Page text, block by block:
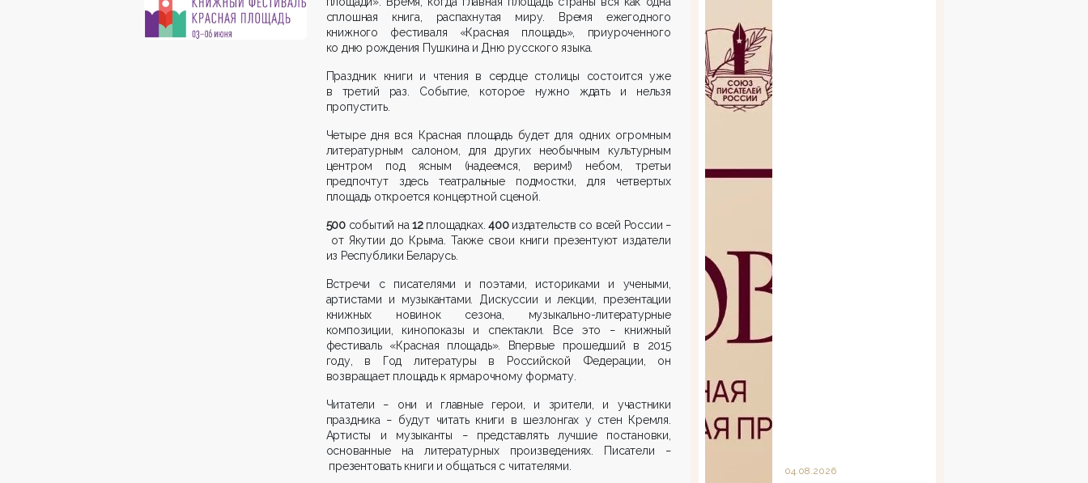
сплошная книга, распахнутая миру. Время ежегодного
книжного фестиваля «Красная площадь», приуроченного
ко дню рождения Пушкина и Дню русского языка.
Праздник книги и чтения в сердце столицы состоится уже
в третий раз. Событие, которое нужно ждать и нельзя
пропустить.
Четыре дня вся Красная площадь будет для одних огромным
литературным салоном, для других необычным культурным
центром под ясным (надеемся, верим!) небом, третьи
предпочтут здесь театральные подмостки, для четвертых
площадь откроется концертной сценой.
500событий на12площадках.400издательств со всей России –
от Якутии до Крыма. Также свои книги презентуют издатели
из Республики Беларусь.
Встречи с писателями и поэтами, историками и учеными,
артистами и музыкантами. Дискуссии и лекции, презентации
книжных новинок сезона, музыкально-литературные
композиции, кинопоказы и спектакли. Все это – книжный
фестиваль «Красная площадь». Впервые прошедший в 2015
году, в Год литературы в Российской Федерации, он
возвращает площадь к ярмарочному формату.
Читатели – они и главные герои, и зрители, и участники
праздника – будут читать книги в шезлонгах у стен Кремля.
Артисты и музыканты
–представлять лучшие постановки,
основанные на литературных произведениях. Писатели –
презентовать книги и общаться с читателями. 04.08.2026